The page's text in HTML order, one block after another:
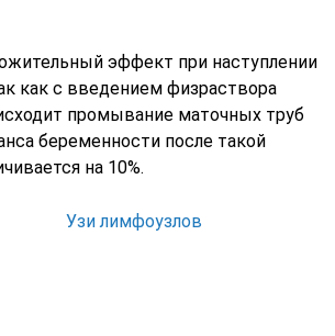
эффект при наступлении
как с введением физраствора
промывание маточных труб
беременности после такой
на 10%.
Узи лимфоузлов